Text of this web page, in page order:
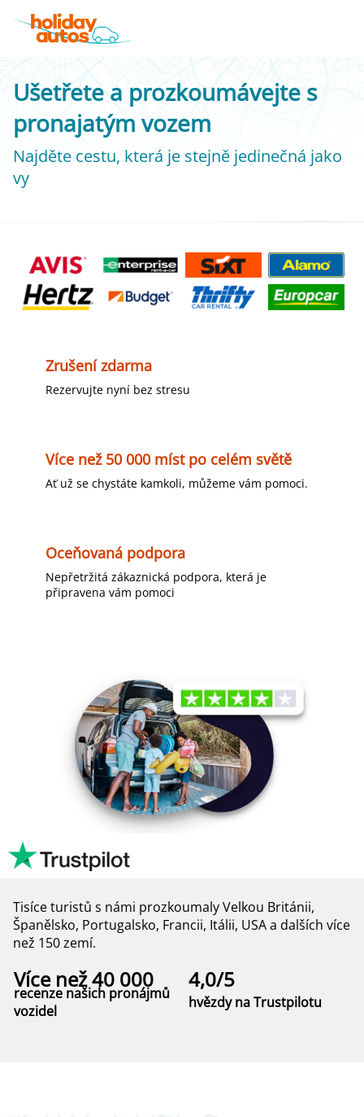
Ušetřete a prozkoumávejte s
pronajatým vozem
Najděte cestu, která je stejně jedinečná jako
vy
Zrušení zdarma
Rezervujte nyní bez stresu
Více než 50 000 míst po celém světě
Ať už se chystáte kamkoli, můžeme vám pomoci.
Oceňovaná podpora
Nepřetržitá zákaznická podpora, která je
připravena vám pomoci
Tisíce turistů s námi prozkoumaly Velkou Británii,
Španělsko, Portugalsko, Francii, Itálii, USA a dalších více
než 150 zemí.
Více než 40 000
recenze našich pronájmů
vozidel
4,0/5
hvězdy na Trustpilotu